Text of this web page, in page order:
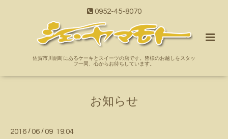
0952-45-8070
佐賀市川副町にあるケーキとスイーツの店です。皆様のお越しをスタッ
フ一同、心からお待ちしています。
お知らせ
2016 / 06 / 09 19:04